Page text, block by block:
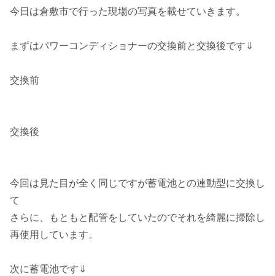
今日は倉敷市で行った現場の写真を載せていきます。
まずはパワーコンディショナーの交換前と交換後です⇓
交換前
交換後
今回は見た目が全く同じですが蓄電池との連動型に交換し
て
さらに、もともと配管をしていたのでそれを綺麗に掃除し
再使用しています。
次に蓄電池です⇓